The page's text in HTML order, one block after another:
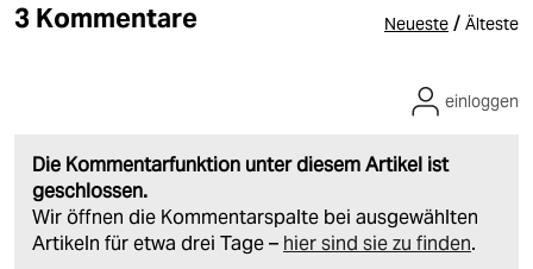
3 Kommentare Neueste / Älteste
Die Kommentarfunktion unter diesem Artikel ist
geschlossen.
Wir öffnen die Kommentarspalte bei ausgewählten
Artikeln für etwa drei Tage – hier sind sie zu finden.
einloggen